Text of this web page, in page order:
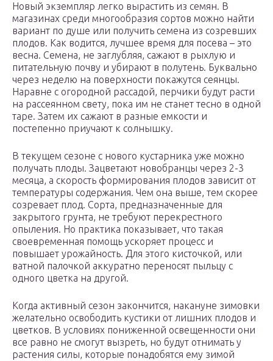
Новый экземпляр легко вырастить из семян. В
магазинах среди многообразия сортов можно найти
вариант по душе или получить семена из созревших
плодов. Как водится, лучшее время для посева – это
весна. Семена, не заглубляя, сажают в рыхлую и
питательную почву и убирают в полутень. Буквально
через неделю на поверхности покажутся сеянцы.
Наравне с огородной рассадой, перчики будут расти
на рассеянном свету, пока им не станет тесно в одной
таре. Затем их сажают в разные емкости и
постепенно приучают к солнышку.
В текущем сезоне с нового кустарника уже можно
получать плоды. Зацветают новобранцы через 2-3
месяца, а скорость формирования плодов зависит от
температуры содержания. Чем она выше, тем скорее
созревает плод. Сорта, предназначенные для
закрытого грунта, не требуют перекрестного
опыления. Но практика показывает, что такая
своевременная помощь ускоряет процесс и
повышает урожайность. Для этого кисточкой, или
ватной палочкой аккуратно переносят пыльцу с
одного цветка на другой.
Когда активный сезон закончится, накануне зимовки
желательно освободить кустики от лишних плодов и
цветков. В условиях пониженной освещенности они
все равно не смогут вызреть, но будут отнимать у
растения силы, которые понадобятся ему зимой